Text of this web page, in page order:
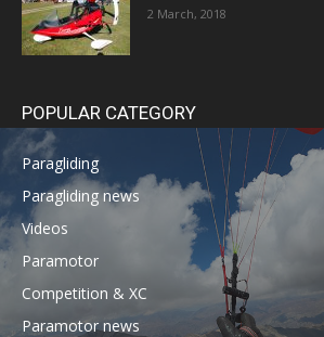
2 March, 2018
POPULAR CATEGORY
Paragliding
Paragliding news
Videos
Paramotor
Competition & XC
Paramotor news